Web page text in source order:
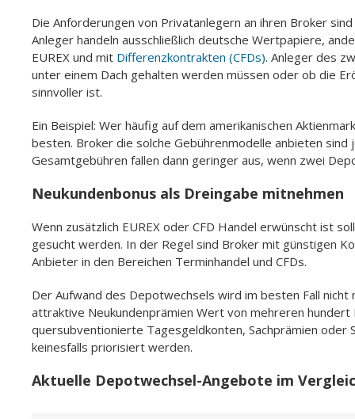
Die Anforderungen von Privatanlegern an ihren Broker
Anleger handeln ausschließlich deutsche Wertpapiere,
EUREX und mit Differenzkontrakten (CFDs). Anleger des
unter einem Dach gehalten werden müssen oder ob die
sinnvoller ist.
Ein Beispiel: Wer häufig auf dem amerikanischen
besten. Broker die solche Gebührenmodelle anbieten
Gesamtgebühren fallen dann geringer aus, wenn zwei
Neukundenbonus als Dreingabe mitnehmen
Wenn zusätzlich EUREX oder CFD Handel erwünscht ist
gesucht werden. In der Regel sind Broker mit günstigen
Anbieter in den Bereichen Terminhandel und CFDs.
Der Aufwand des Depotwechsels wird im besten Fall
attraktive Neukundenprämien Wert von mehreren hundert
quersubventionierte Tagesgeldkonten, Sachprämien
keinesfalls priorisiert werden.
Aktuelle Depotwechsel-Angebote im